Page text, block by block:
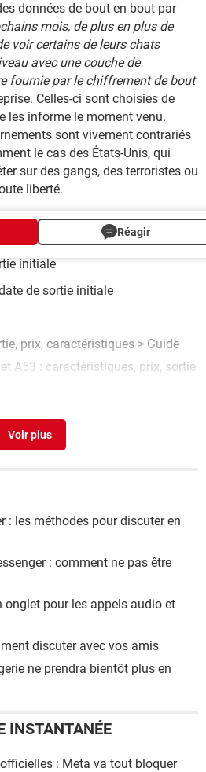
données de bout en bout par
mois, de plus en plus de
voir certains de leurs chats
avec une couche de
fournie par le chiffrement de bout
Celles-ci sont choisies de
les informe le moment venu.
sont vivement contrariés
le cas des États-Unis, qui
sur des gangs, des terroristes ou
liberté.
Réagir
initiale
de sortie initiale
prix, caractéristiques > Guide
A53 : caractéristiques, prix, sortie
prix
: les méthodes pour discuter en
: comment ne pas être
onglet pour les appels audio et
discuter avec vos amis
ne prendra bientôt plus en
INSTANTANÉE
: Meta va tout bloquer